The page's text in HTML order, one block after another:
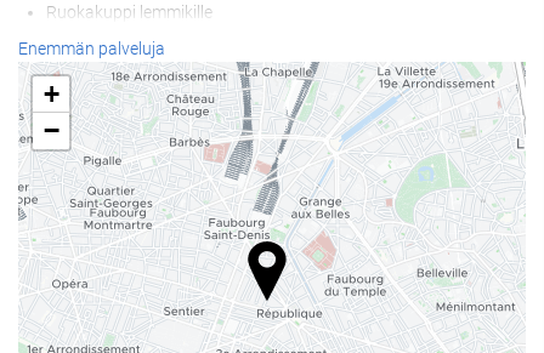
Ruokakuppi lemmikille
Ilmastoitu
Lämmitys
Hissi
Pääsy liikuntarajoitteisille asiakkaille
Sopii henkilöille, joilla on heikentynyt näkö
Huoneissa tupakointi kielletty
Kaikki tilat savuttomia (julkiset ja yksityiset)
Tupakointialue
Äänieristys huoneissa
Enemmän palveluja
+
−